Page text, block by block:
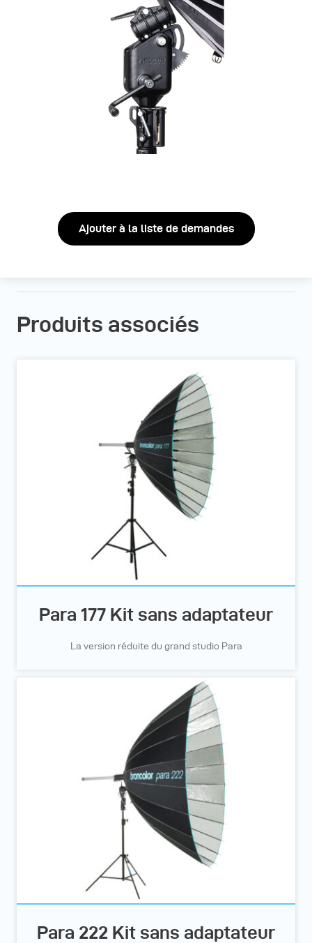
Ajouter à la liste de demandes
Produits associés
Para 177 Kit sans adaptateur
La version réduite du grand studio Para
Para 222 Kit sans adaptateur